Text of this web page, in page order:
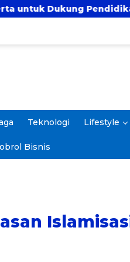
Santri dan Guru
Teknologi Lifestyle
Bisnis